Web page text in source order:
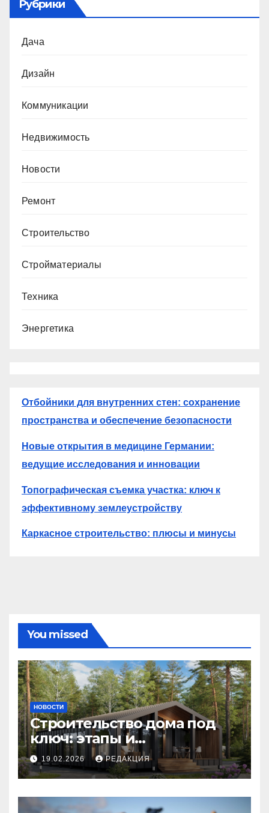
Рубрики
Дача
Дизайн
Коммуникации
Недвижимость
Новости
Ремонт
Строительство
Стройматериалы
Техника
Энергетика
Отбойники для внутренних стен: сохранение
пространства и обеспечение безопасности
Новые открытия в медицине Германии:
ведущие исследования и инновации
Топографическая съемка участка: ключ к
эффективному землеустройству
Каркасное строительство: плюсы и минусы
You missed
НОВОСТИ
Строительство дома под
ключ: этапы и
планирование бюджета
19.02.2026 РЕДАКЦИЯ